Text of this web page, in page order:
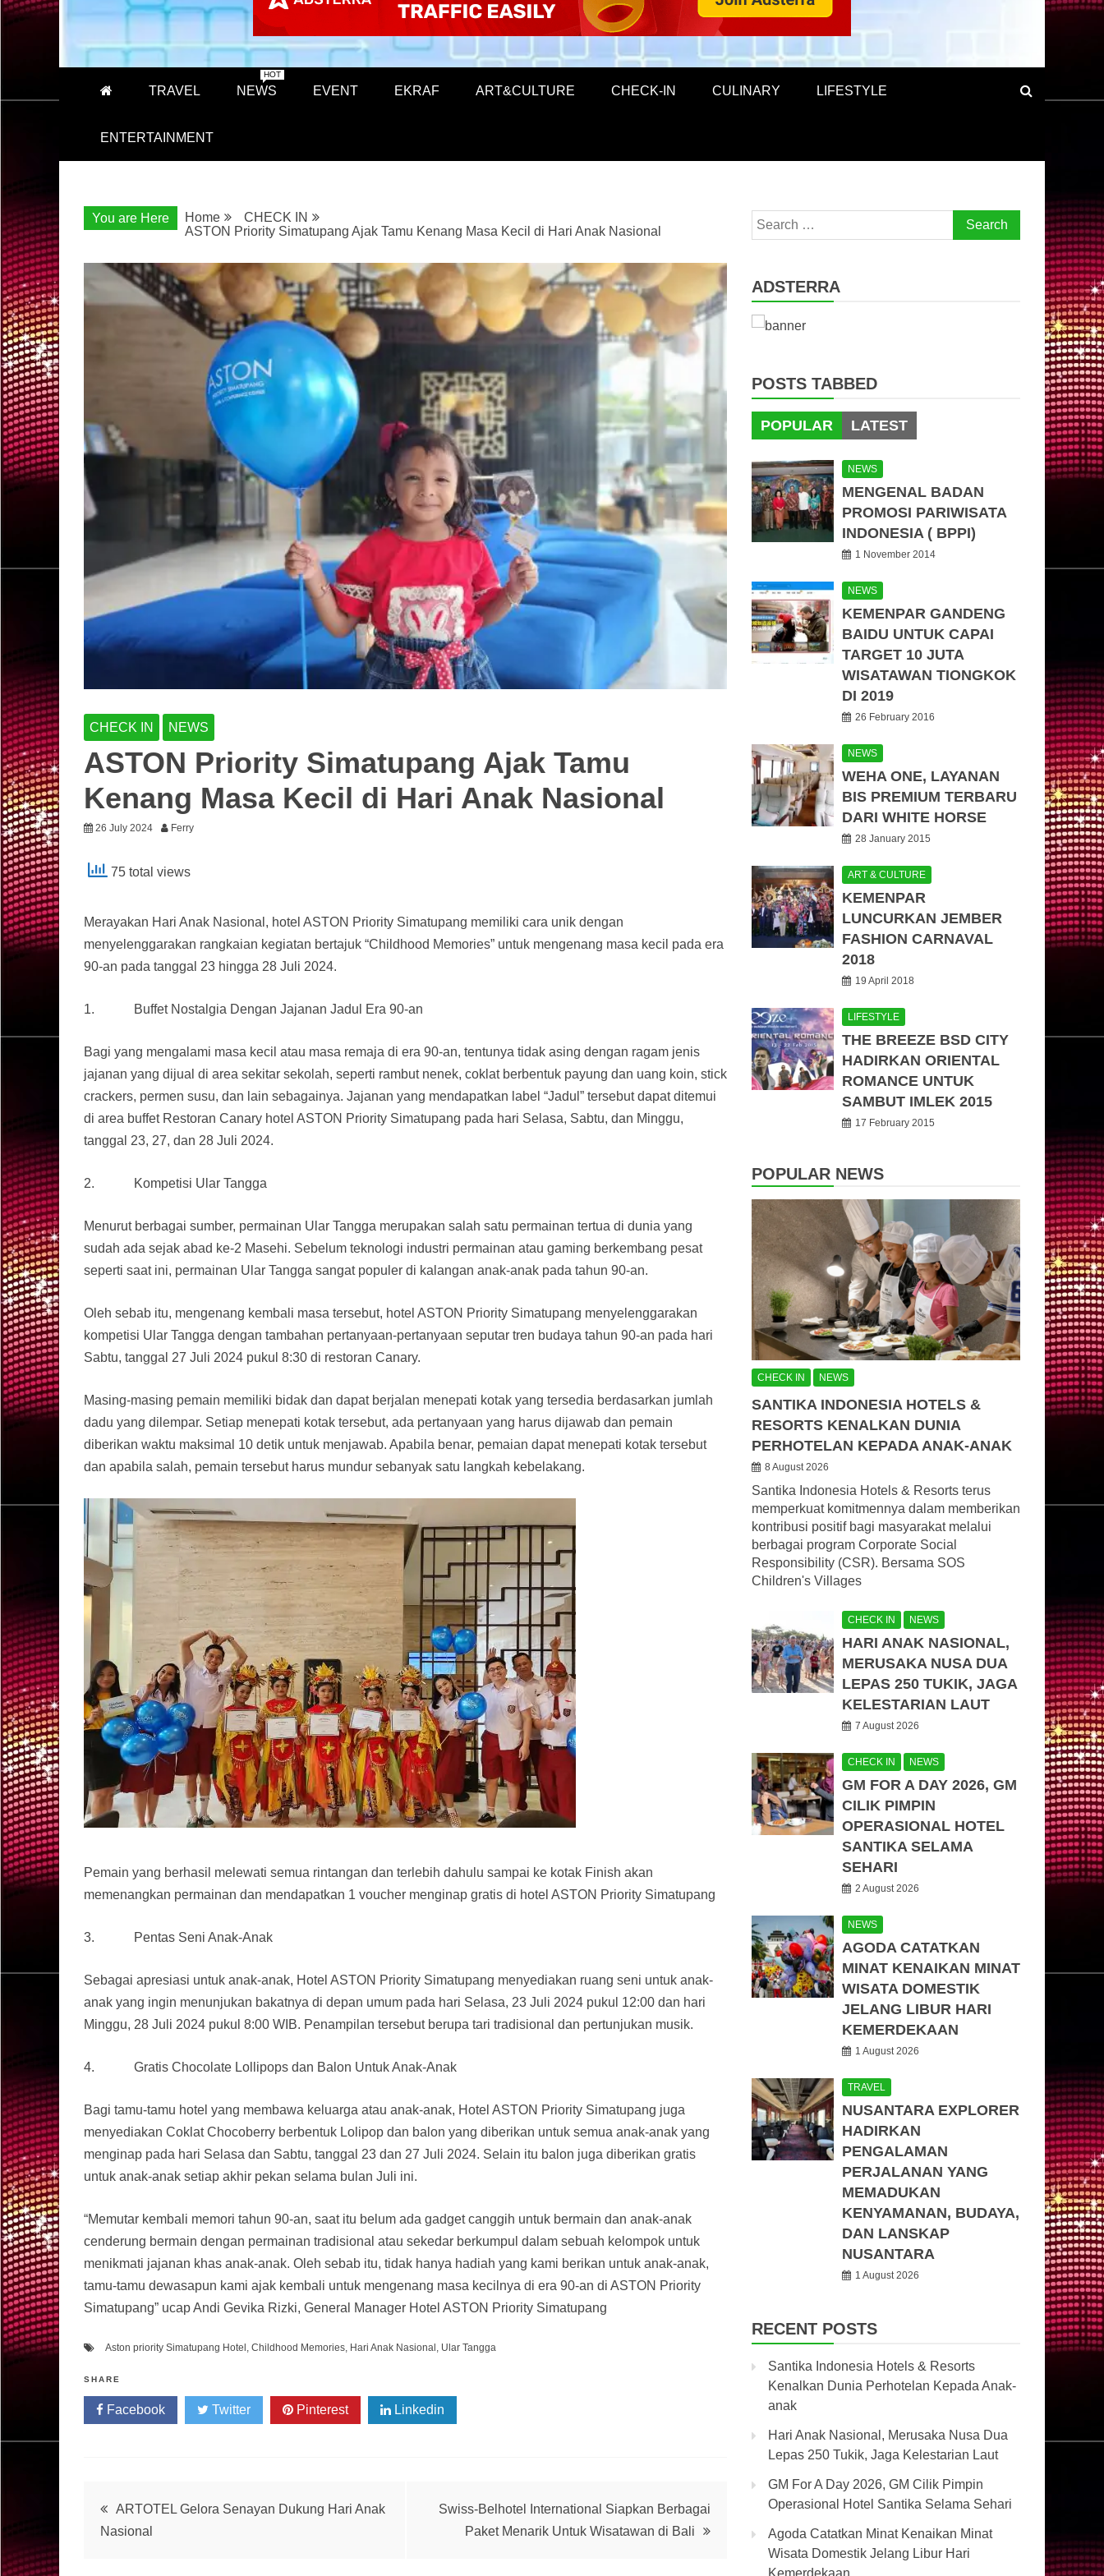
TRAVEL NEWS
HOT
EVENT EKRAF ART&CULTURE CHECK-IN CULINARY LIFESTYLE
ENTERTAINMENT
You are Here Home
CHECK IN
ASTON Priority Simatupang Ajak Tamu Kenang Masa Kecil di Hari Anak Nasional
CHECK IN NEWS
ASTON Priority Simatupang Ajak Tamu
Kenang Masa Kecil di Hari Anak Nasional
26 July 2024 Ferry
75 total views
Merayakan Hari Anak Nasional, hotel ASTON Priority Simatupang memiliki cara unik dengan
menyelenggarakan rangkaian kegiatan bertajuk “Childhood Memories” untuk mengenang masa kecil pada era
90-an pada tanggal 23 hingga 28 Juli 2024.
1. Buffet Nostalgia Dengan Jajanan Jadul Era 90-an
Bagi yang mengalami masa kecil atau masa remaja di era 90-an, tentunya tidak asing dengan ragam jenis
jajanan yang dijual di area sekitar sekolah, seperti rambut nenek, coklat berbentuk payung dan uang koin, stick
crackers, permen susu, dan lain sebagainya. Jajanan yang mendapatkan label “Jadul” tersebut dapat ditemui
di area buffet Restoran Canary hotel ASTON Priority Simatupang pada hari Selasa, Sabtu, dan Minggu,
tanggal 23, 27, dan 28 Juli 2024.
2. Kompetisi Ular Tangga
Menurut berbagai sumber, permainan Ular Tangga merupakan salah satu permainan tertua di dunia yang
sudah ada sejak abad ke-2 Masehi. Sebelum teknologi industri permainan atau gaming berkembang pesat
seperti saat ini, permainan Ular Tangga sangat populer di kalangan anak-anak pada tahun 90-an.
Oleh sebab itu, mengenang kembali masa tersebut, hotel ASTON Priority Simatupang menyelenggarakan
kompetisi Ular Tangga dengan tambahan pertanyaan-pertanyaan seputar tren budaya tahun 90-an pada hari
Sabtu, tanggal 27 Juli 2024 pukul 8:30 di restoran Canary.
Masing-masing pemain memiliki bidak dan dapat berjalan menepati kotak yang tersedia berdasarkan jumlah
dadu yang dilempar. Setiap menepati kotak tersebut, ada pertanyaan yang harus dijawab dan pemain
diberikan waktu maksimal 10 detik untuk menjawab. Apabila benar, pemaian dapat menepati kotak tersebut
dan apabila salah, pemain tersebut harus mundur sebanyak satu langkah kebelakang.
Pemain yang berhasil melewati semua rintangan dan terlebih dahulu sampai ke kotak Finish akan
memenangkan permainan dan mendapatkan 1 voucher menginap gratis di hotel ASTON Priority Simatupang
3. Pentas Seni Anak-Anak
Sebagai apresiasi untuk anak-anak, Hotel ASTON Priority Simatupang menyediakan ruang seni untuk anak-
anak yang ingin menunjukan bakatnya di depan umum pada hari Selasa, 23 Juli 2024 pukul 12:00 dan hari
Minggu, 28 Juli 2024 pukul 8:00 WIB. Penampilan tersebut berupa tari tradisional dan pertunjukan musik.
4. Gratis Chocolate Lollipops dan Balon Untuk Anak-Anak
Bagi tamu-tamu hotel yang membawa keluarga atau anak-anak, Hotel ASTON Priority Simatupang juga
menyediakan Coklat Chocoberry berbentuk Lolipop dan balon yang diberikan untuk semua anak-anak yang
menginap pada hari Selasa dan Sabtu, tanggal 23 dan 27 Juli 2024. Selain itu balon juga diberikan gratis
untuk anak-anak setiap akhir pekan selama bulan Juli ini.
“Memutar kembali memori tahun 90-an, saat itu belum ada gadget canggih untuk bermain dan anak-anak
cenderung bermain dengan permainan tradisional atau sekedar berkumpul dalam sebuah kelompok untuk
menikmati jajanan khas anak-anak. Oleh sebab itu, tidak hanya hadiah yang kami berikan untuk anak-anak,
tamu-tamu dewasapun kami ajak kembali untuk mengenang masa kecilnya di era 90-an di ASTON Priority
Simatupang” ucap Andi Gevika Rizki, General Manager Hotel ASTON Priority Simatupang
Aston priority Simatupang Hotel Childhood Memories Hari Anak Nasional Ular Tangga
SHARE
Facebook Twitter Pinterest Linkedin
Post
ARTOTEL Gelora Senayan Dukung Hari Anak
Nasional
Swiss-Belhotel International Siapkan Berbagai
Paket Menarik Untuk Wisatawan di Bali
Search
for:
ADSTERRA
POSTS TABBED
POPULAR LATEST
NEWS
MENGENAL BADAN
PROMOSI PARIWISATA
INDONESIA ( BPPI)
1 November 2014
NEWS
KEMENPAR GANDENG
BAIDU UNTUK CAPAI
TARGET 10 JUTA
WISATAWAN TIONGKOK
DI 2019
26 February 2016
NEWS
WEHA ONE, LAYANAN
BIS PREMIUM TERBARU
DARI WHITE HORSE
28 January 2015
ART & CULTURE
KEMENPAR
LUNCURKAN JEMBER
FASHION CARNAVAL
2018
19 April 2018
LIFESTYLE
THE BREEZE BSD CITY
HADIRKAN ORIENTAL
ROMANCE UNTUK
SAMBUT IMLEK 2015
17 February 2015
POPULAR NEWS
CHECK IN NEWS
SANTIKA INDONESIA HOTELS &
RESORTS KENALKAN DUNIA
PERHOTELAN KEPADA ANAK-ANAK
8 August 2026
Santika Indonesia Hotels & Resorts terus
memperkuat komitmennya dalam memberikan
kontribusi positif bagi masyarakat melalui
berbagai program Corporate Social
Responsibility (CSR). Bersama SOS
Children's Villages
CHECK IN NEWS
HARI ANAK NASIONAL,
MERUSAKA NUSA DUA
LEPAS 250 TUKIK, JAGA
KELESTARIAN LAUT
7 August 2026
CHECK IN NEWS
GM FOR A DAY 2026, GM
CILIK PIMPIN
OPERASIONAL HOTEL
SANTIKA SELAMA
SEHARI
2 August 2026
NEWS
AGODA CATATKAN
MINAT KENAIKAN MINAT
WISATA DOMESTIK
JELANG LIBUR HARI
KEMERDEKAAN
1 August 2026
TRAVEL
NUSANTARA EXPLORER
HADIRKAN
PENGALAMAN
PERJALANAN YANG
MEMADUKAN
KENYAMANAN, BUDAYA,
DAN LANSKAP
NUSANTARA
1 August 2026
RECENT POSTS
Santika Indonesia Hotels & Resorts
Kenalkan Dunia Perhotelan Kepada Anak-
anak
Hari Anak Nasional, Merusaka Nusa Dua
Lepas 250 Tukik, Jaga Kelestarian Laut
GM For A Day 2026, GM Cilik Pimpin
Operasional Hotel Santika Selama Sehari
Agoda Catatkan Minat Kenaikan Minat
Wisata Domestik Jelang Libur Hari